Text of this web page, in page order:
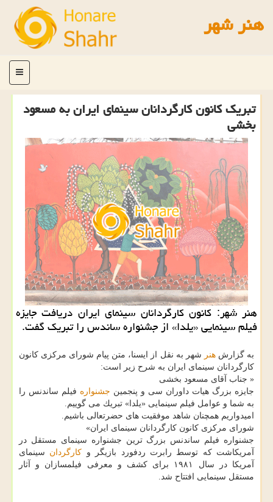
هنر شهر
منو
تبریك كانون كارگردانان سینمای ایران به مسعود
بخشی
هنر شهر: كانون كارگردانان سینمای ایران دریافت جایزه
فیلم سینمایی «یلدا» از جشنواره ساندس را تبریك گفت.
به گزارشهنر شهر به نقل از ایسنا، متن پیام شورای مركزی كانون
كارگردانان سینمای ایران به شرح زیر است:
« جناب آقای مسعود بخشی
جایزه بزرگ هیات داوران سی و پنجمین جشنواره فیلم ساندنس را
به شما و عوامل فیلم سینمایی «یلدا» تبریك می گوییم.
امیدواریم همچنان شاهد موفقیت های حضرتعالی باشیم.
شورای مركزی كانون كارگردانان سینمای ایران»
جشنواره فیلم ساندنس بزرگ ترین جشنواره سینمای مستقل در
آمریكاشت كه توسط رابرت ردفورد بازیگر و كارگردان سینمای
آمریكا در سال ۱۹۸۱ برای كشف و معرفی فیلمسازان و آثار
مستقل سینمایی افتتاح شد.